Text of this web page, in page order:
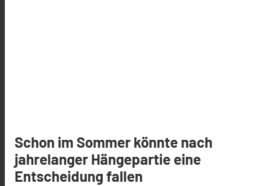
Schon im Sommer könnte nach
jahrelanger Hängepartie eine
Entscheidung fallen